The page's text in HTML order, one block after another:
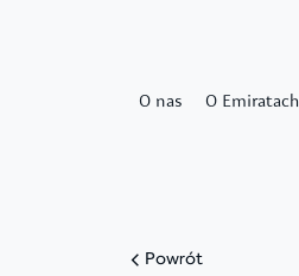
O nas O Emiratach
Powrót